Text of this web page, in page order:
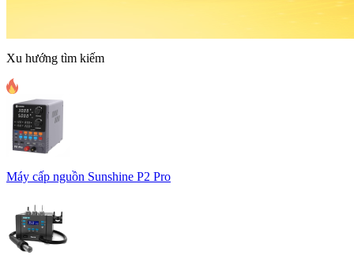
Xu hướng tìm kiếm
Máy cấp nguồn Sunshine P2 Pro